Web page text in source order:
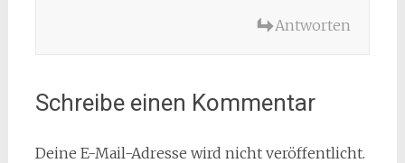
Antworten
Schreibe einen Kommentar
Deine E-Mail-Adresse wird nicht veröffentlicht.